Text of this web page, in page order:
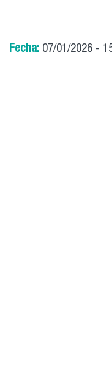
Fecha: 07/01/2026 -